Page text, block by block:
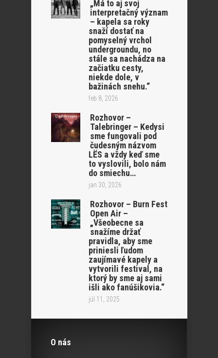
„Má to aj svoj
interpretačný význam
– kapela sa roky
snaží dostať na
pomyselný vrchol
undergroundu, no
stále sa nachádza na
začiatku cesty,
niekde dole, v
bažinách snehu.“
feb 8, 2026
Rozhovor –
Talebringer – Kedysi
sme fungovali pod
čudesným názvom
LËS a vždy keď sme
to vyslovili, bolo nám
do smiechu…
jan 30, 2026
Rozhovor – Burn Fest
Open Air –
„Všeobecne sa
snažíme držať
pravidla, aby sme
priniesli ľudom
zaujímavé kapely a
vytvorili festival, na
ktorý by sme aj sami
išli ako fanúšikovia.“
júl 11, 2025
O nás